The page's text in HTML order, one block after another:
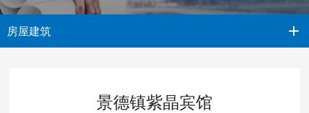
房屋建筑
景德镇紫晶宾馆